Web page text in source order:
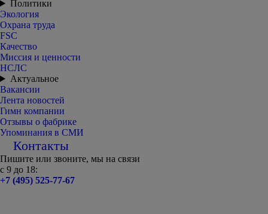
Политики
Экология
Охрана труда
FSC
Качество
Миссия и ценности
НСЛС
Актуальное
Вакансии
Лента новостей
Гимн компании
Отзывы о фабрике
Упоминания в СМИ
Контакты
Пишите или звоните, мы на связи
с 9 до 18:
+7 (495) 525-77-67